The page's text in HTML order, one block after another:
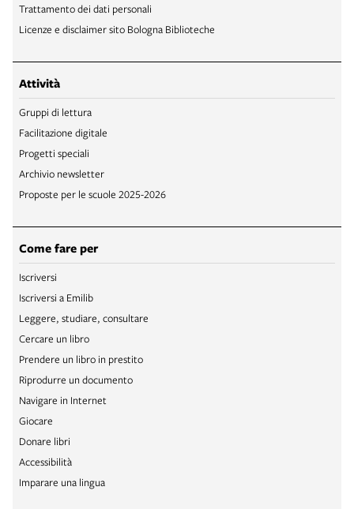
Trattamento dei dati personali
Licenze e disclaimer sito Bologna Biblioteche
Attività
Gruppi di lettura
Facilitazione digitale
Progetti speciali
Archivio newsletter
Proposte per le scuole 2025-2026
Come fare per
Iscriversi
Iscriversi a Emilib
Leggere, studiare, consultare
Cercare un libro
Prendere un libro in prestito
Riprodurre un documento
Navigare in Internet
Giocare
Donare libri
Accessibilità
Imparare una lingua